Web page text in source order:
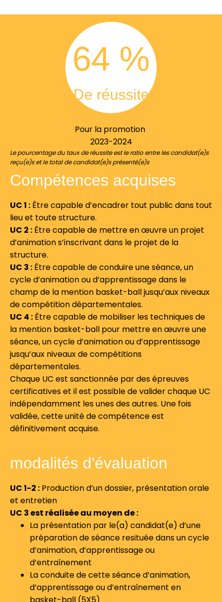
De réussite
64 %
Pour la promotion
2023-2024
Le pourcentage du taux de réussite est le ratio entre les candidat(e)s
reçu(e)s et le total de candidat(e)s présenté(e)s
Compétences acquises
UC 1 : Être capable d’encadrer tout public dans tout
lieu et toute structure.
UC 2 : Être capable de mettre en œuvre un projet
d’animation s’inscrivant dans le projet de la
structure.
UC 3 : Être capable de conduire une séance, un
cycle d’animation ou d’apprentissage dans le
champ de la mention basket-ball jusqu’aux niveaux
de compétition départementales.
UC 4 : Être capable de mobiliser les techniques de
la mention basket-ball pour mettre en œuvre une
séance, un cycle d’animation ou d’apprentissage
jusqu’aux niveaux de compétitions
départementales.
Chaque UC est sanctionnée par des épreuves
certificatives et il est possible de valider chaque UC
indépendamment les unes des autres. Une fois
validée, cette unité de compétence est
définitivement acquise.
modalités d'évaluation
UC 1-2 : Production d’un dossier, présentation orale
et entretien
UC 3 est réalisée au moyen de :
La présentation par le(a) candidat(e) d’une
préparation de séance resituée dans un cycle
d’animation, d’apprentissage ou
d’entraînement
La conduite de cette séance d’animation,
d’apprentissage ou d’entraînement en